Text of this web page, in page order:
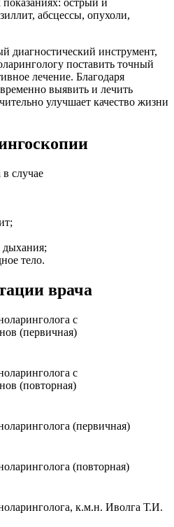
абсцессы, опухоли,
диагностический инструмент,
поставить точный
лечение. Благодаря
выявить и лечить
улучшает качество жизни
случае
дыхания;
тело.
врача
с
(первичная)
с
(повторная)
(первичная)
(повторная)
к.м.н. Иволга Т.И.